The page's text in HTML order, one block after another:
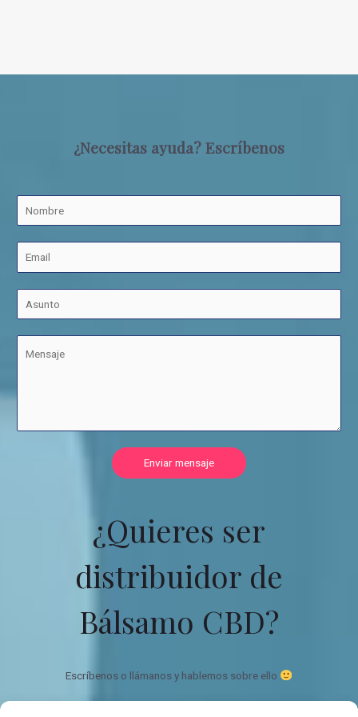
¿Necesitas ayuda? Escríbenos
Enviar mensaje
¿Quieres ser
distribuidor de
Bálsamo CBD?
Escríbenos o llámanos y hablemos sobre ello